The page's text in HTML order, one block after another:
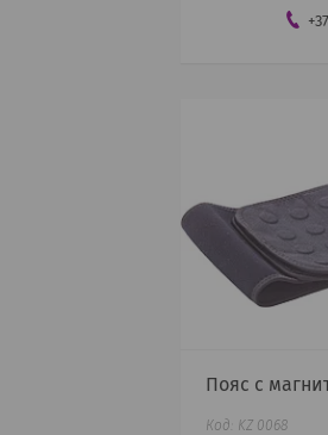
Пояс с
KZ 0068